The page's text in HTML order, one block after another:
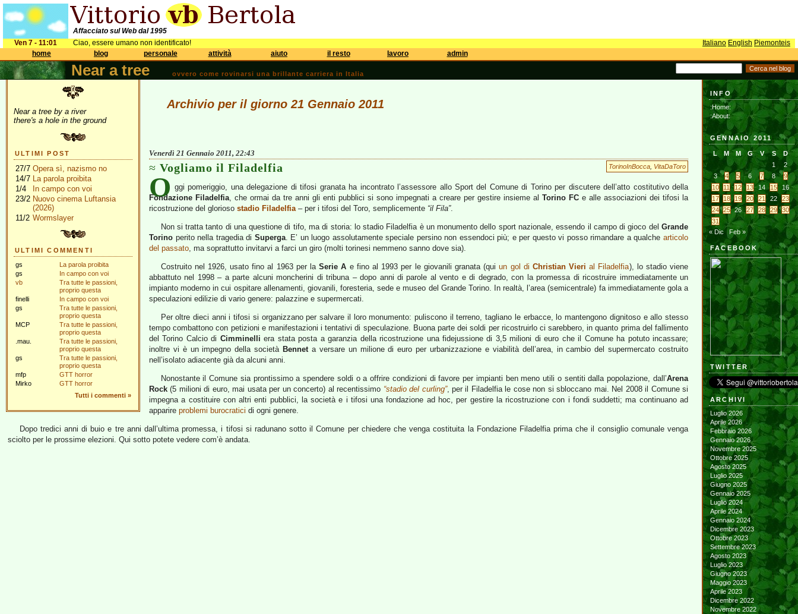
Affacciato sul Web dal 1995
Ven 7 - 11:01
Ciao, essere umano non identificato! Italiano English Piemonteis
home
blog personale attività aiuto il resto lavoro admin
Near a tree ovvero come rovinarsi una brillante carriera in Italia
Near a tree by a river
there's a hole in the ground
ULTIMI POST
27/7 Opera sì, nazismo no
14/7 La parola proibita
1/4
In campo con voi
23/2 Nuovo cinema Luftansia
(2026)
11/2 Wormslayer
ULTIMI COMMENTI
gs
La parola proibita
gs
In campo con voi
vb
Tra tutte le passioni,
proprio questa
finelli
In campo con voi
gs
Tra tutte le passioni,
proprio questa
MCP
Tra tutte le passioni,
proprio questa
.mau.
Tra tutte le passioni,
proprio questa
gs
Tra tutte le passioni,
proprio questa
mfp
GTT horror
Mirko
GTT horror
Tutti i commenti »
Archivio per il giorno 21 Gennaio 2011
Venerdì 21 Gennaio 2011, 22:43
TorinoInBocca VitaDaToro
Vogliamo il Filadelfia
O ggi pomeriggio, una delegazione di tifosi granata ha incontrato l’assessore allo Sport del Comune di Torino per discutere dell’atto costitutivo della
Fondazione Filadelfia, che ormai da tre anni gli enti pubblici si sono impegnati a creare per gestire insieme al Torino FC e alle associazioni dei tifosi la
ricostruzione del glorioso stadio Filadelfia– per i tifosi del Toro, semplicemente “il Fila”.
Non si tratta tanto di una questione di tifo, ma di storia: lo stadio Filadelfia è un monumento dello sport nazionale, essendo il campo di gioco del Grande
Torino perito nella tragedia di Superga. E’ un luogo assolutamente speciale persino non essendoci più; e per questo vi posso rimandare a qualchearticolo
del passato, ma soprattutto invitarvi a farci un giro (molti torinesi nemmeno sanno dove sia).
Costruito nel 1926, usato fino al 1963 per laSerie A e fino al 1993 per le giovanili granata (quiun gol di Christian Vieri al Filadelfia), lo stadio viene
abbattuto nel 1998 – a parte alcuni moncherini di tribuna – dopo anni di parole al vento e di degrado, con la promessa di ricostruire immediatamente un
impianto moderno in cui ospitare allenamenti, giovanili, foresteria, sede e museo del Grande Torino. In realtà, l’area (semicentrale) fa immediatamente gola a
speculazioni edilizie di vario genere: palazzine e supermercati.
Per oltre dieci anni i tifosi si organizzano per salvare il loro monumento: puliscono il terreno, tagliano le erbacce, lo mantengono dignitoso e allo stesso
tempo combattono con petizioni e manifestazioni i tentativi di speculazione. Buona parte dei soldi per ricostruirlo ci sarebbero, in quanto prima del fallimento
del Torino Calcio di Cimminelli era stata posta a garanzia della ricostruzione una fidejussione di 3,5 milioni di euro che il Comune ha potuto incassare;
inoltre vi è un impegno della società Benneta versare un milione di euro per urbanizzazione e viabilità dell’area, in cambio del supermercato costruito
nell’isolato adiacente già da alcuni anni.
Nonostante il Comune sia prontissimo a spendere soldi o a offrire condizioni di favore per impianti ben meno utili o sentiti dalla popolazione, dall’Arena
Rock (5 milioni di euro, mai usata per un concerto) al recentissimo “stadio del curling”, per il Filadelfia le cose non si sbloccano mai. Nel 2008 il Comune si
impegna a costituire con altri enti pubblici, la società e i tifosi una fondazione ad hoc, per gestire la ricostruzione con i fondi suddetti; ma continuano ad
apparire problemi burocratici di ogni genere.
Dopo tredici anni di buio e tre anni dall’ultima promessa, i tifosi si radunano sotto il Comune per chiedere che venga costituita la Fondazione Filadelfia prima che il consiglio comunale venga
sciolto per le prossime elezioni. Qui sotto potete vedere com’è andata.
INFO
:Home:
:About:
GENNAIO 2011
L M M G V S
D
1
2
3
4 5 6 7 8
9
10
11 12 13 14 15
16
17
18 19 20 21 22
23
24
25 26 27 28 29
30
31
« Dic
Feb »
FACEBOOK
TWITTER
ARCHIVI
Luglio 2026
Aprile 2026
Febbraio 2026
Gennaio 2026
Novembre 2025
Ottobre 2025
Agosto 2025
Luglio 2025
Giugno 2025
Gennaio 2025
Luglio 2024
Aprile 2024
Gennaio 2024
Dicembre 2023
Ottobre 2023
Settembre 2023
Agosto 2023
Luglio 2023
Giugno 2023
Maggio 2023
Aprile 2023
Dicembre 2022
Novembre 2022